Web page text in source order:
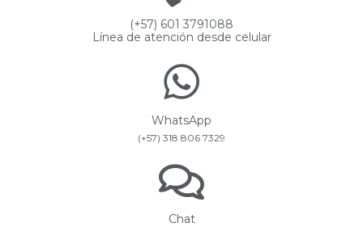
(+57) 601 3791088
Línea de atención desde celular
WhatsApp
(+57) 318 806 7329
Chat